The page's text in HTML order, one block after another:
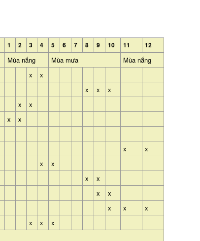
1 2 3 4 5 6 7 8 9 10 11 12
Mùa nắng Mùa mưa Mùa nắng
x x
x x x
x x
x x
x x
x x
x x
x x
x x x
x x x